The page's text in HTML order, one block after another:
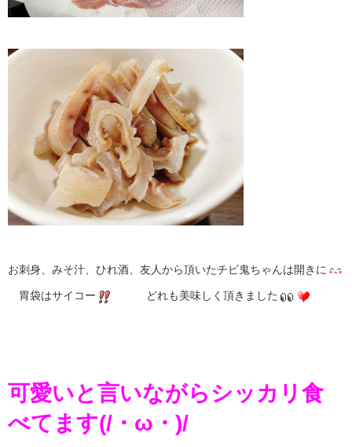
お刺身、みそ汁、ひれ酒、友人から頂いたチビ鬼ちゃんは開きに
胃袋はサイコー どれも美味しく頂きました
可愛いと言いながらシッカリ食
べてます(/・ω・)/